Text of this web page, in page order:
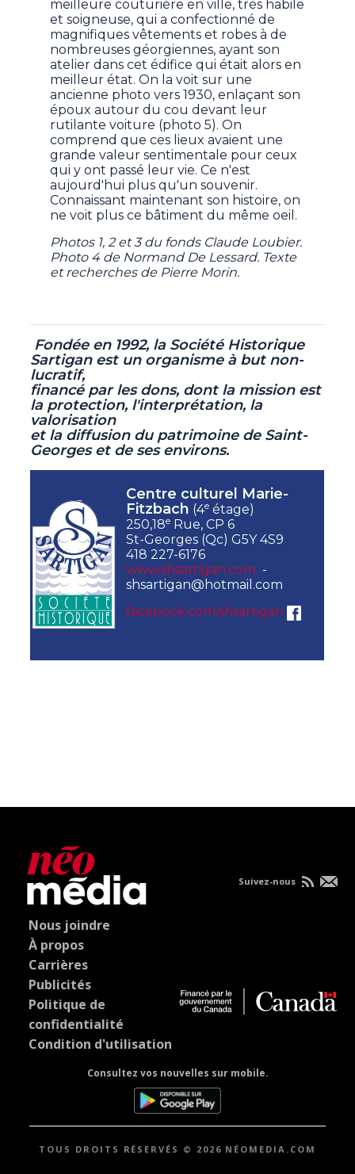
meilleure couturière en ville, très habile
et soigneuse, qui a confectionné de
magnifiques vêtements et robes à de
nombreuses géorgiennes, ayant son
atelier dans cet édifice qui était alors en
meilleur état. On la voit sur une
ancienne photo vers 1930, enlaçant son
époux autour du cou devant leur
rutilante voiture (photo 5). On
comprend que ces lieux avaient une
grande valeur sentimentale pour ceux
qui y ont passé leur vie. Ce n'est
aujourd'hui plus qu'un souvenir.
Connaissant maintenant son histoire, on
ne voit plus ce bâtiment du même oeil.
Photos 1, 2 et 3 du fonds Claude Loubier.
Photo 4 de Normand De Lessard. Texte
et recherches de Pierre Morin.
Fondée en 1992, la Société Historique
Sartigan est un organisme à but non-
lucratif,
financé par les dons, dont la mission est
la protection, l'interprétation, la
valorisation
et la diffusion du patrimoine de Saint-
Georges et de ses environs.
Centre culturel Marie-
Fitzbach (4e étage)
250,18e Rue, CP 6
St-Georges (Qc) G5Y 4S9
418 227-6176
www.shsartigan.com -
shsartigan@hotmail.com
facebook.com/shsartigan
Nous joindre
À propos
Carrières
Publicités
Politique de
confidentialité
Condition d'utilisation
Consultez vos nouvelles sur mobile.
Suivez-nous
TOUS DROITS RÉSERVÉS © 2026 NÉOMEDIA.COM